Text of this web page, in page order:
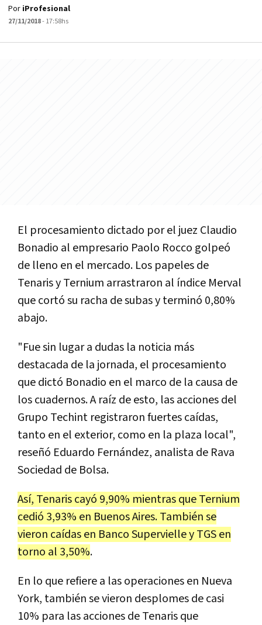
Por iProfesional
27/11/2018- 17:58hs
El procesamiento dictado porel juez Claudio
Bonadio al empresario Paolo Rocco golpeó
de lleno en el mercado. Los papelesde
TenarisyTernium arrastraron al índice Merval
quecortósu racha desubasyterminó 0,80%
abajo.
"Fuesin lugara dudas la noticia más
destacada de la jornada, el procesamiento
quedictó Bonadio en el marco de la causa de
loscuadernos.A raíz deesto, lasaccionesdel
Grupo Techint registraronfuertescaídas,
tanto en el exterior, como en la plaza local",
reseñó Eduardo Fernández, analista de Rava
Sociedad de Bolsa.
Así, Tenariscayó 9,90% mientrasqueTernium
cedió 3,93% en BuenosAires.Tambiénse
vieron caídasen BancoSupervielleyTGSen
torno al 3,50%.
En lo que refierea lasoperacionesen Nueva
York, tambiénsevieron desplomesdecasi
10% para lasaccionesdeTenarisque